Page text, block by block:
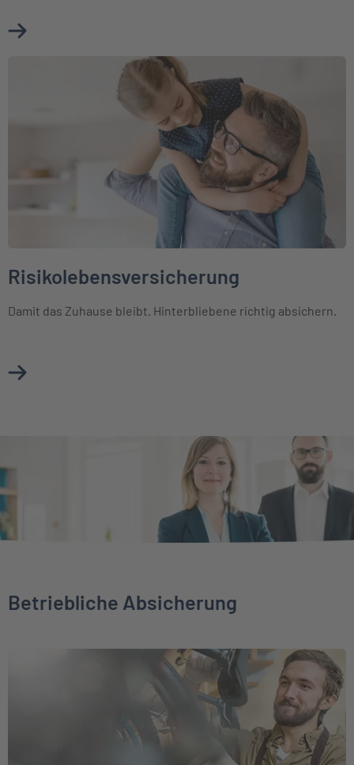
Mehr über Sterbegeldversicherung erfahren
Weiter zu Risikolebensversicherung
Risikolebensversicherung
Damit das Zuhause bleibt. Hinterbliebene richtig absichern.
Mehr über Risikolebensversicherung erfahren
Betriebliche Absicherung
Weiter zu Direktversicherung